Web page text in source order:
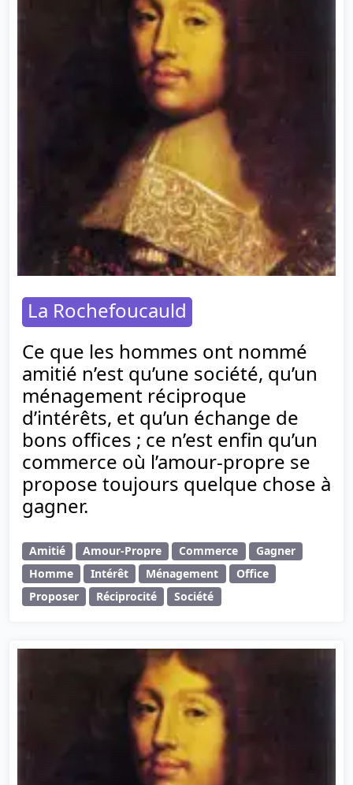
La Rochefoucauld
Ce que les hommes ont nommé
amitié n’est qu’une société, qu’un
ménagement réciproque
d’intérêts, et qu’un échange de
bons offices ; ce n’est enfin qu’un
commerce où l’amour-propre se
propose toujours quelque chose à
gagner.
Amitié Amour-Propre Commerce
Gagner
Homme
Intérêt Ménagement
Office
Proposer
Réciprocité Société